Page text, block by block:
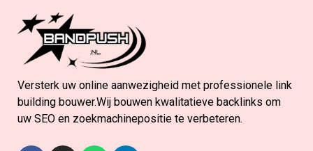
Versterk uw online aanwezigheid met professionele link
building bouwer.Wij bouwen kwalitatieve backlinks om
uw SEO en zoekmachinepositie te verbeteren.